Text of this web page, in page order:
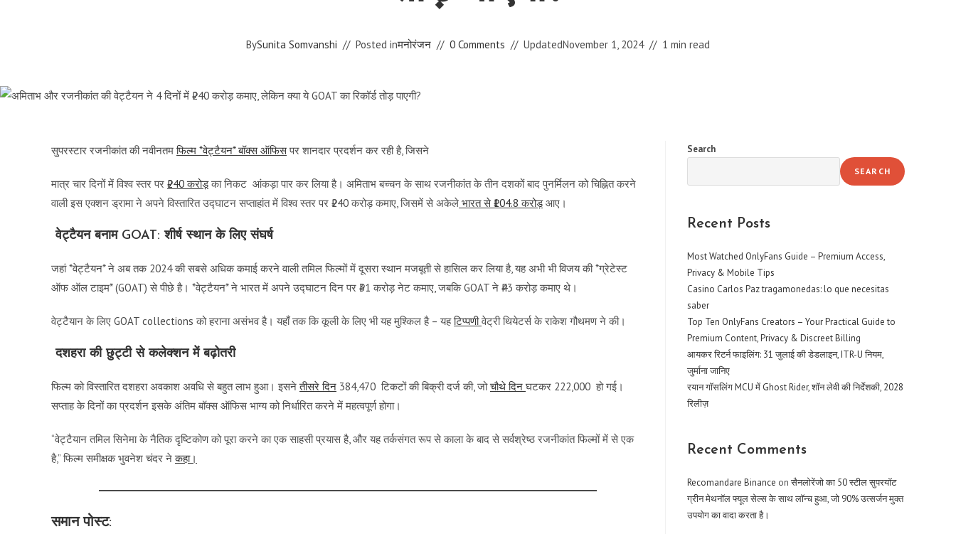
BySunita Somvanshi Posted inमनोरंजन 0 Comments UpdatedNovember 1, 2024 1 min read
सुपरस्टार रजनीकांत की नवीनतमफिल्म *वेट्टैयन* बॉक्स ऑफिसपर शानदार प्रदर्शन कर रही है, जिसने
मात्र चार दिनों में विश्व स्तर पर ₹240 करोड़का निकट आंकड़ा पार कर लिया है। अमिताभ बच्चन के साथ रजनीकांत के तीन दशकों बाद पुनर्मिलन को चिह्नित करने
वाली इस एक्शन ड्रामा ने अपने विस्तारित उद्घाटन सप्ताहांत में विश्व स्तर पर ₹240 करोड़ कमाए, जिसमें से अकेले भारत से ₹104.8 करोड़आए।
वेट्टैयन बनाम GOAT: शीर्ष स्थान के लिए संघर्ष
जहां *वेट्टैयन* ने अब तक 2024 की सबसे अधिक कमाई करने वाली तमिल फिल्मों में दूसरा स्थान मजबूती से हासिल कर लिया है, यह अभी भी विजय की *ग्रेटेस्ट
ऑफ ऑल टाइम* (GOAT) से पीछे है। *वेट्टैयन* ने भारत में अपने उद्घाटन दिन पर ₹31 करोड़ नेट कमाए, जबकि GOAT ने ₹43 करोड़ कमाए थे।
वेट्टैयान के लिए GOAT collections को हराना असंभव है। यहाँ तक कि कूली के लिए भी यह मुश्किल है – यहटिप्पणीवेट्री थियेटर्स के राकेश गौथमण ने की।
दशहरा की छुट्टी से कलेक्शन में बढ़ोतरी
फिल्म को विस्तारित दशहरा अवकाश अवधि से बहुत लाभ हुआ। इसनेतीसरे दिन 384,470 टिकटों की बिक्री दर्ज की, जोचौथे दिनघटकर 222,000 हो गई।
सप्ताह के दिनों का प्रदर्शन इसके अंतिम बॉक्स ऑफिस भाग्य को निर्धारित करने में महत्वपूर्ण होगा।
“वेट्टैयान तमिल सिनेमा के नैतिक दृष्टिकोण को पूरा करने का एक साहसी प्रयास है, और यह तर्कसंगत रूप से काला के बाद से सर्वश्रेष्ठ रजनीकांत फिल्मों में से एक
है,” फिल्म समीक्षक भुवनेश चंदर नेकहा।
समान पोस्ट:
Search
SEARCH
Recent Posts
Most Watched OnlyFans Guide – Premium Access,
Privacy & Mobile Tips
Casino Carlos Paz tragamonedas: lo que necesitas
saber
Top Ten OnlyFans Creators – Your Practical Guide to
Premium Content, Privacy & Discreet Billing
आयकर रिटर्न फाइलिंग: 31 जुलाई की डेडलाइन, ITR-U नियम,
जुर्माना जानिए
रयान गॉसलिंग MCU में Ghost Rider, शॉन लेवी की निर्देशकी, 2028
रिलीज़
Recent Comments
Recomandare Binance onसैनलोरेंजो का 50 स्टील सुपरयॉट
ग्रीन मेथनॉल फ्यूल सेल्स के साथ लॉन्च हुआ, जो 90% उत्सर्जन मुक्त
उपयोग का वादा करता है।